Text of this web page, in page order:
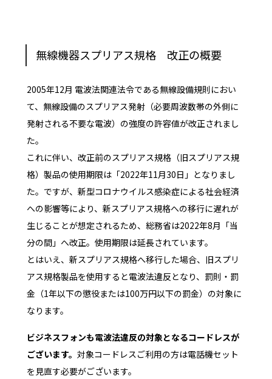
無線機器スプリアス規格 改正の概要
2005年12月 電波法関連法令である無線設備規則におい
て、無線設備のスプリアス発射（必要周波数帯の外側に
発射される不要な電波）の強度の許容値が改正されまし
た。
これに伴い、改正前のスプリアス規格（旧スプリアス規
格）製品の使用期限は「2022年11月30日」となりまし
た。ですが、新型コロナウイルス感染症による社会経済
への影響等により、新スプリアス規格への移行に遅れが
生じることが想定されるため、総務省は2022年8月「当
分の間」へ改正。使用期限は延長されています。
とはいえ、新スプリアス規格へ移行した場合、旧スプリ
アス規格製品を使用すると電波法違反となり、罰則・罰
金（1年以下の懲役または100万円以下の罰金）の対象に
なります。
ビジネスフォンも電波法違反の対象となるコードレスが
ございます。 対象コードレスご利用の方は電話機セット
を見直す必要がございます。